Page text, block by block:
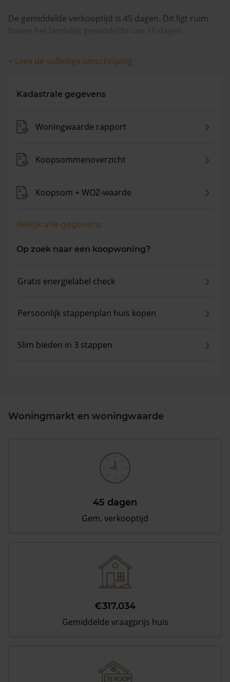
De gemiddelde verkooptijd is 45 dagen. Dit ligt ruim
boven het landelijk gemiddelde van 15 dagen.
De gemiddelde huizenprijs is €317.034. De gemiddelde
vraagprijs is €317.034. In de afgelopen 12 maanden is
+ Lees de volledige omschrijving
Kadastrale gegevens
Woningwaarde rapport
Koopsommenoverzicht
Koopsom + WOZ-waarde
Bekijk alle gegevens
Op zoek naar een koopwoning?
Gratis energielabel check
Persoonlijk stappenplan huis kopen
Slim bieden in 3 stappen
Woningmarkt en woningwaarde
45 dagen
Gem. verkooptijd
€317.034
Gemiddelde vraagprijs huis